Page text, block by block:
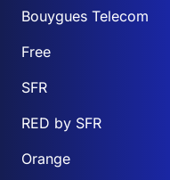
Bouygues Telecom
Free
SFR
RED by SFR
Orange